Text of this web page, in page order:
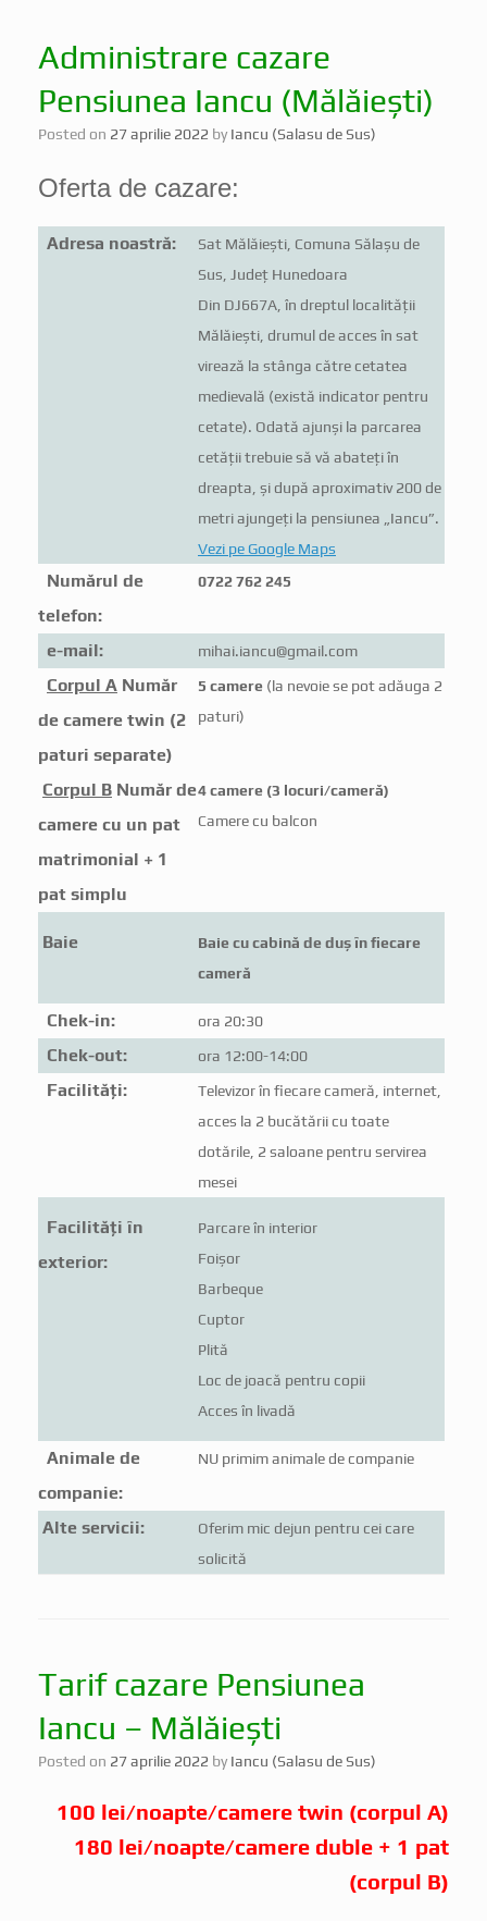
Administrare cazare
Pensiunea Iancu (Mălăiești)
Posted on 27 aprilie 2022 by Iancu (Salasu de Sus)
Oferta de cazare:
Adresa noastră:
Sat Mălăiești, Comuna Sălașu de
Sus, Județ Hunedoara
Din DJ667A, în dreptul localităţii
Mălăieşti, drumul de acces în sat
virează la stânga către cetatea
medievală (există indicator pentru
cetate). Odată ajunşi la parcarea
cetăţii trebuie să vă abateţi în
dreapta, şi după aproximativ 200 de
metri ajungeţi la pensiunea „Iancu”.
Vezi pe Google Maps
Numărul de
telefon:
0722 762 245
e-mail: mihai.iancu@gmail.com
Corpul A Număr
de camere twin (2
paturi separate)
5 camere (la nevoie se pot adăuga 2
paturi)
Corpul B Număr de
camere cu un pat
matrimonial + 1
pat simplu
4 camere (3 locuri/cameră)
Camere cu balcon
Baie
Baie cu cabină de duș în fiecare
cameră
Chek-in: ora 20:30
Chek-out: ora 12:00-14:00
Facilități:
Televizor în fiecare cameră, internet,
acces la 2 bucătării cu toate
dotările, 2 saloane pentru servirea
mesei
Facilități în
exterior:
Parcare în interior
Foișor
Barbeque
Cuptor
Plită
Loc de joacă pentru copii
Acces în livadă
Animale de
companie:
NU primim animale de companie
Alte servicii:
Oferim mic dejun pentru cei care
solicită
Tarif cazare Pensiunea
Iancu – Mălăiești
Posted on 27 aprilie 2022 by Iancu (Salasu de Sus)
100 lei/noapte/camere twin (corpul A)
180 lei/noapte/camere duble + 1 pat
(corpul B)